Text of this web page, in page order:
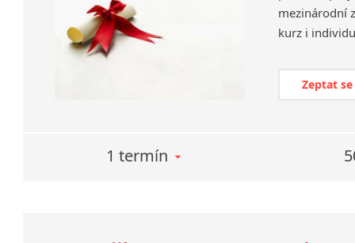
mezinárodní
kurz i
Zeptat
1 termín